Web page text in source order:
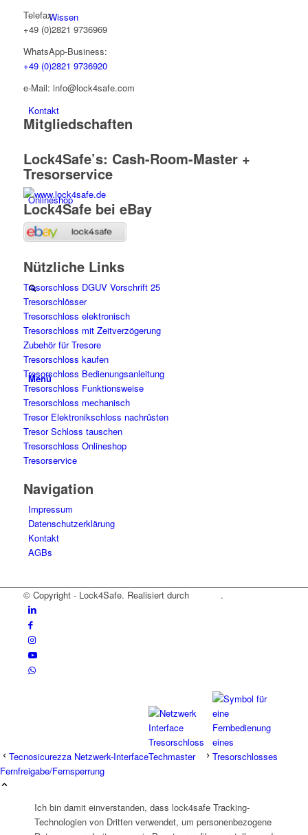
Wissen
Kontakt
Onlineshop
Menü
Telefax:
+49 (0)2821 9736969
WhatsApp-Business:
+49 (0)2821 9736920
e-Mail: info@lock4safe.com
Mitgliedschaften
Lock4Safe’s: Cash-Room-Master +
Tresorservice
Lock4Safe bei eBay
Nützliche Links
Tresorschloss DGUV Vorschrift 25
Tresorschlösser
Tresorschloss elektronisch
Tresorschloss mit Zeitverzögerung
Zubehör für Tresore
Tresorschloss kaufen
Tresorschloss Bedienungsanleitung
Tresorschloss Funktionsweise
Tresorschloss mechanisch
Tresor Elektronikschloss nachrüsten
Tresor Schloss tauschen
Tresorschloss Onlineshop
Tresorservice
Navigation
Impressum
Datenschutzerklärung
Kontakt
AGBs
© Copyright - Lock4Safe. Realisiert durch .
Tecnosicurezza Netzwerk-Interface
Fernfreigabe/Fernsperrung
Ich bin damit einverstanden, dass lock4safe Tracking-
Technologien von Dritten verwendet, um personenbezogene